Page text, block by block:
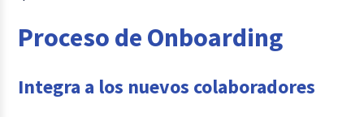
Proceso de Onboarding
Integra a los nuevos colaboradores